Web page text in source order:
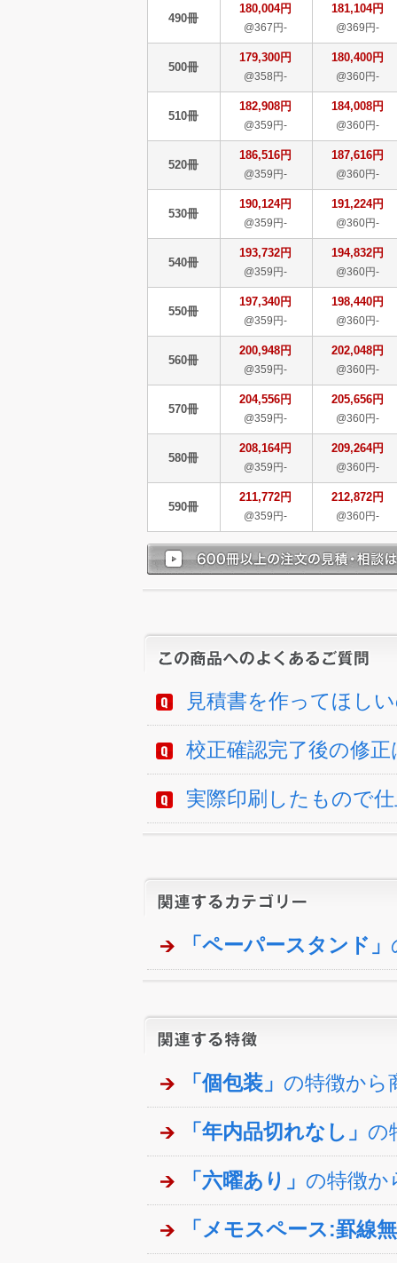
490冊
180,004円
@367円-
181,104円
@369円-
500冊
179,300円
@358円-
180,400円
@360円-
510冊
182,908円
@359円-
184,008円
@360円-
520冊
186,516円
@359円-
187,616円
@360円-
530冊
190,124円
@359円-
191,224円
@360円-
540冊
193,732円
@359円-
194,832円
@360円-
550冊
197,340円
@359円-
198,440円
@360円-
560冊
200,948円
@359円-
202,048円
@360円-
570冊
204,556円
@359円-
205,656円
@360円-
580冊
208,164円
@359円-
209,264円
@360円-
590冊
211,772円
@359円-
212,872円
@360円-
見積書を作ってほし
校正確認完了後の修
実際印刷したもので
「ペーパースタンド」
「個包装」 の特徴から
「年内品切れなし」 の
「六曜あり」 の特徴か
「メモスペース:罫線